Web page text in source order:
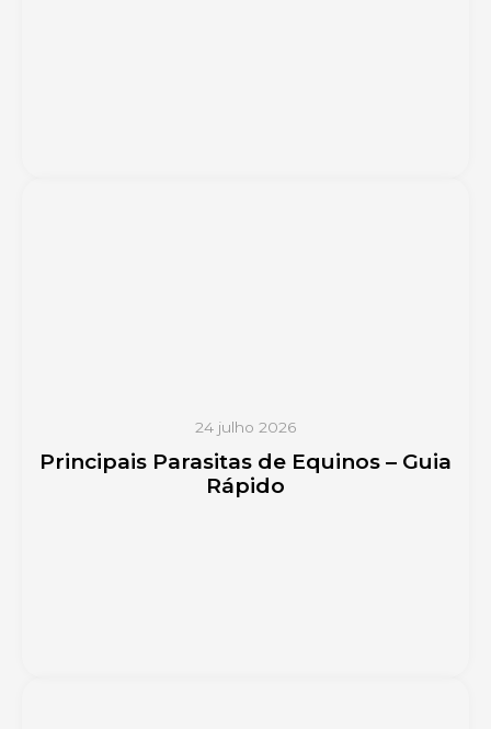
24 julho 2026
Principais Parasitas de Equinos – Guia
Rápido